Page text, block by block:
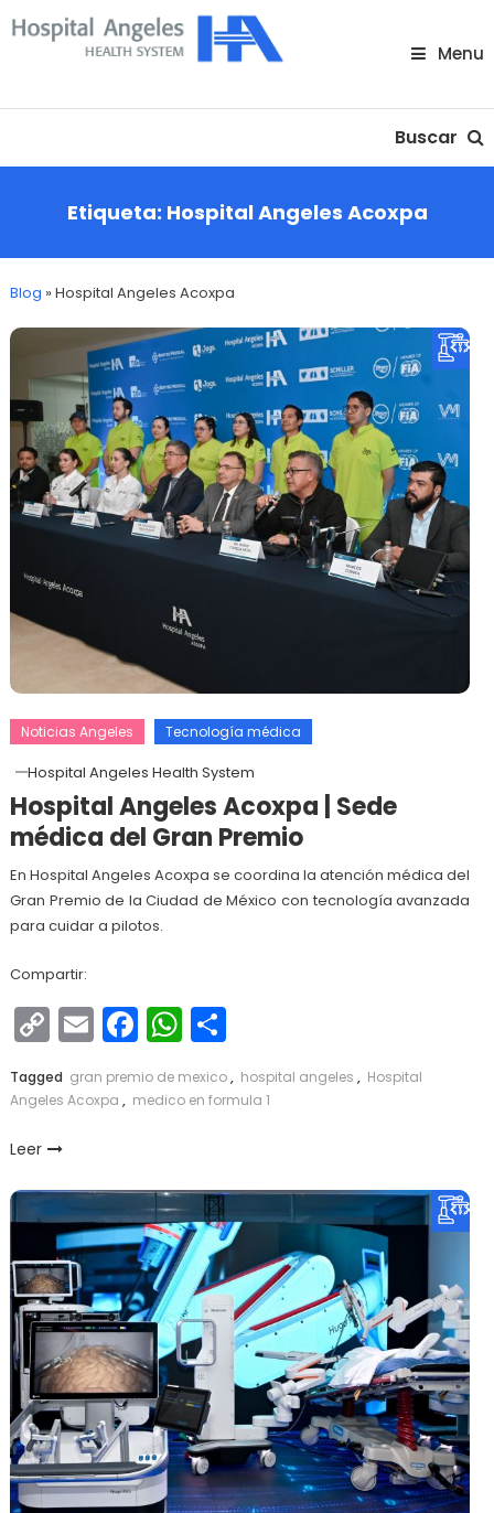
Skip
To
Menu
Buscar
Etiqueta: Hospital Angeles Acoxpa
Blog »Hospital Angeles Acoxpa
Noticias Angeles Tecnología médica
Hospital Angeles Health System
Hospital Angeles Acoxpa | Sede
médica del Gran Premio
En Hospital Angeles Acoxpa se coordina la atención médica del
Gran Premio de la Ciudad de México con tecnología avanzada
para cuidar a pilotos.
Compartir:
Copy
Link
EmailFacebook
WhatsApp
Compartir
Tagged gran premio de mexico, hospital angeles , Hospital
Angeles Acoxpa , medico en formula 1
Leer